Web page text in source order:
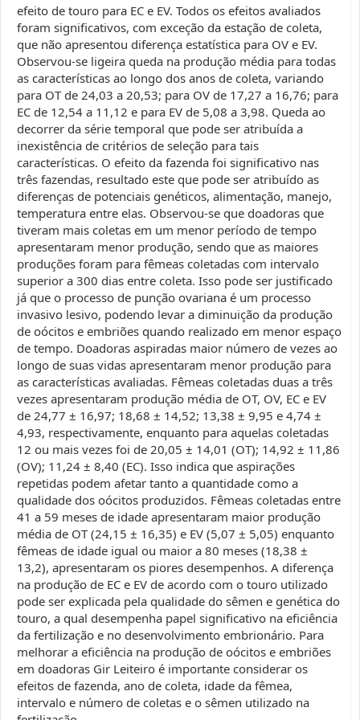
efeito de touro para EC e EV. Todos os efeitos avaliados
foram significativos, com exceção da estação de coleta,
que não apresentou diferença estatística para OV e EV.
Observou-se ligeira queda na produção média para todas
as características ao longo dos anos de coleta, variando
para OT de 24,03 a 20,53; para OV de 17,27 a 16,76; para
EC de 12,54 a 11,12 e para EV de 5,08 a 3,98. Queda ao
decorrer da série temporal que pode ser atribuída a
inexistência de critérios de seleção para tais
características. O efeito da fazenda foi significativo nas
três fazendas, resultado este que pode ser atribuído as
diferenças de potenciais genéticos, alimentação, manejo,
temperatura entre elas. Observou-se que doadoras que
tiveram mais coletas em um menor período de tempo
apresentaram menor produção, sendo que as maiores
produções foram para fêmeas coletadas com intervalo
superior a 300 dias entre coleta. Isso pode ser justificado
já que o processo de punção ovariana é um processo
invasivo lesivo, podendo levar a diminuição da produção
de oócitos e embriões quando realizado em menor espaço
de tempo. Doadoras aspiradas maior número de vezes ao
longo de suas vidas apresentaram menor produção para
as características avaliadas. Fêmeas coletadas duas a três
vezes apresentaram produção média de OT, OV, EC e EV
de 24,77 ± 16,97; 18,68 ± 14,52; 13,38 ± 9,95 e 4,74 ±
4,93, respectivamente, enquanto para aquelas coletadas
12 ou mais vezes foi de 20,05 ± 14,01 (OT); 14,92 ± 11,86
(OV); 11,24 ± 8,40 (EC). Isso indica que aspirações
repetidas podem afetar tanto a quantidade como a
qualidade dos oócitos produzidos. Fêmeas coletadas entre
41 a 59 meses de idade apresentaram maior produção
média de OT (24,15 ± 16,35) e EV (5,07 ± 5,05) enquanto
fêmeas de idade igual ou maior a 80 meses (18,38 ±
13,2), apresentaram os piores desempenhos. A diferença
na produção de EC e EV de acordo com o touro utilizado
pode ser explicada pela qualidade do sêmen e genética do
touro, a qual desempenha papel significativo na eficiência
da fertilização e no desenvolvimento embrionário. Para
melhorar a eficiência na produção de oócitos e embriões
em doadoras Gir Leiteiro é importante considerar os
efeitos de fazenda, ano de coleta, idade da fêmea,
intervalo e número de coletas e o sêmen utilizado na